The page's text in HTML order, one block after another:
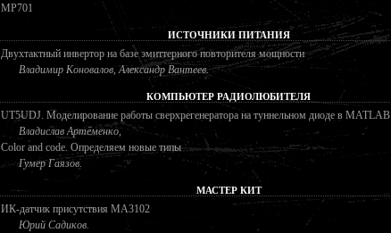
MP701
ИСТОЧНИКИ ПИТАНИЯ
Двухтактный инвертор на базе эмиттерного повторителя мощности
Владимир Коновалов, Александр Вантеев.
КОМПЬЮТЕР РАДИОЛЮБИТЕЛЯ
UT5UDJ. Моделирование работы сверхрегенератора на туннельном диоде в MATLAB
Владислав Артёменко,
Color and code. Определяем новые типы
Гумер Гаязов.
МАСТЕР КИТ
ИК-датчик присутствия MA3102
Юрий Садиков.